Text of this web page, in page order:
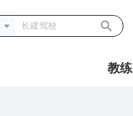
教练